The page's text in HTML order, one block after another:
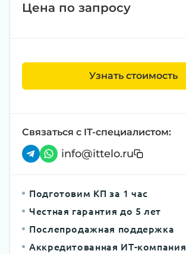
Цена по запросу
Узнать стоимость
Связаться с IT-специалистом:
info@ittelo.ru
Подготовим КП за 1 час
Честная гарантия до 5 лет
Послепродажная поддержка
Аккредитованная ИТ-компания